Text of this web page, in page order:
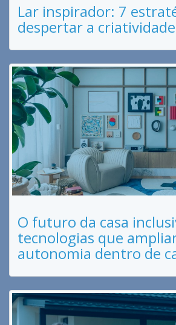
Lar inspirador: 7
despertar a
O futuro da casa
tecnologias que
autonomia dentro de